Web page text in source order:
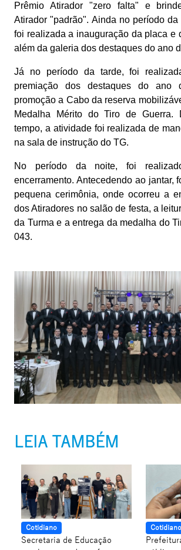
Prêmio Atirador "zero falta" e
Atirador "padrão". Ainda no período da
foi realizada a inauguração da placa e
além da galeria dos destaques do ano
Já no período da tarde, foi
premiação dos destaques do ano
promoção a Cabo da reserva
Medalha Mérito do Tiro de Guerra.
tempo, a atividade foi realizada de
na sala de instrução do TG.
No período da noite, foi
encerramento. Antecedendo ao jantar,
pequena cerimônia, onde ocorreu a
dos Atiradores no salão de festa, a
da Turma e a entrega da medalha do
043.
LEIA TAMBÉM
Cotidiano
Secretaria de Educação
Cotidiano